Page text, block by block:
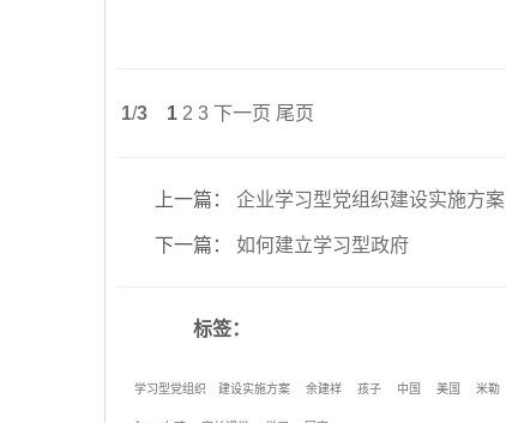
1/3 1 2 3 下一页 尾页
上一篇 ： 企业学习型党组织建设实施方案
下一篇 ： 如何建立学习型政府
标签：
学习型党组织 建设实施方案 余建祥 孩子 中国 美国 米勒